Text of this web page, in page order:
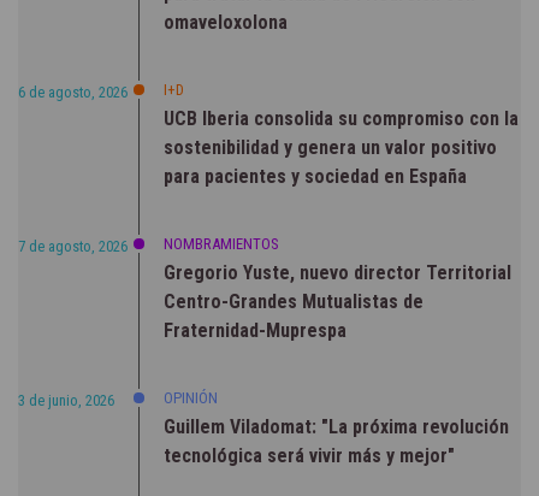
omaveloxolona
6 de agosto, 2026 I+D
UCB Iberia consolida su compromiso con la
sostenibilidad y genera un valor positivo
para pacientes y sociedad en España
7 de agosto, 2026 NOMBRAMIENTOS
Gregorio Yuste, nuevo director Territorial
Centro-Grandes Mutualistas de
Fraternidad-Muprespa
3 de junio, 2026 OPINIÓN
Guillem Viladomat: "La próxima revolución
tecnológica será vivir más y mejor"